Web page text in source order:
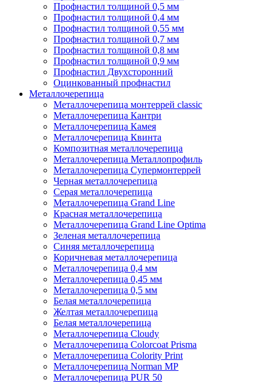
Профнастил толщиной 0,5 мм
Профнастил толщиной 0,4 мм
Профнастил толщиной 0,55 мм
Профнастил толщиной 0,7 мм
Профнастил толщиной 0,8 мм
Профнастил толщиной 0,9 мм
Профнастил Двухсторонний
Оцинкованный профнастил
Металлочерепица
Металлочерепица монтеррей classic
Металлочерепица Кантри
Металлочерепица Камея
Металлочерепица Квинта
Композитная металлочерепица
Металлочерепица Металлопрофиль
Металлочерепица Супермонтеррей
Черная металлочерепица
Серая металлочерепица
Металлочерепица Grand Line
Красная металлочерепица
Металлочерепица Grand Line Optima
Зеленая металлочерепица
Синяя металлочерепица
Коричневая металлочерепица
Металлочерепица 0,4 мм
Металлочерепица 0,45 мм
Металлочерепица 0,5 мм
Белая металлочерепица
Желтая металлочерепица
Белая металлочерепица
Металлочерепица Cloudy
Металлочерепица Colorcoat Prisma
Металлочерепица Colority Print
Металлочерепица Norman MP
Металлочерепица PUR 50